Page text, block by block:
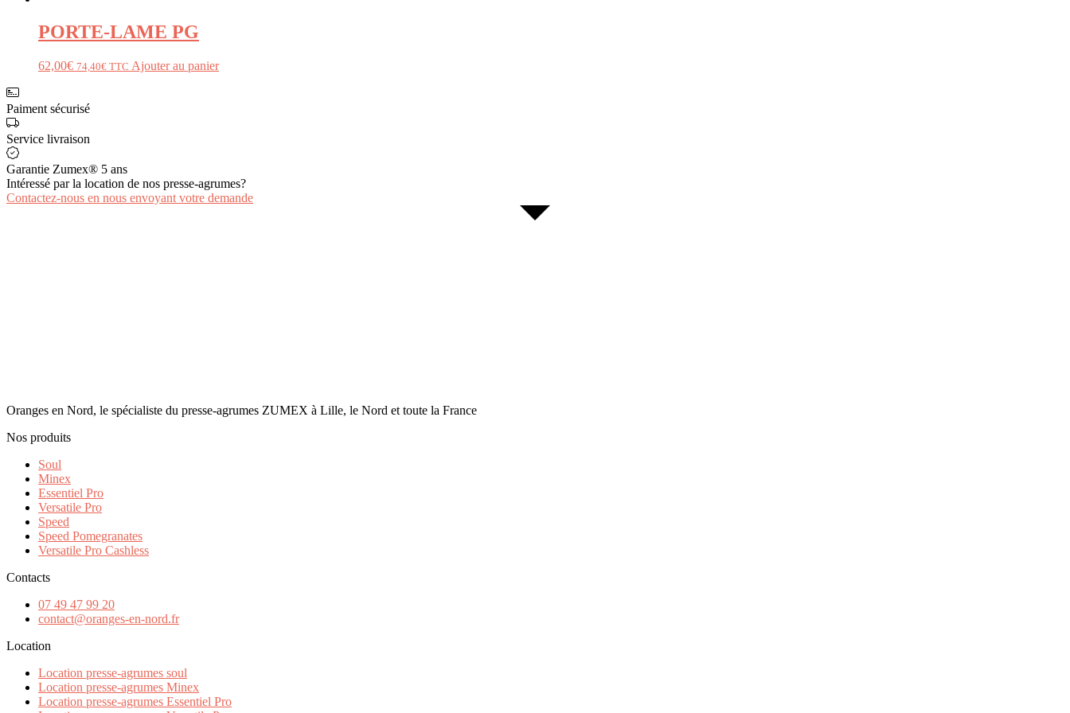
PORTE-LAME PG
62,00€ 74,40€ TTC Ajouter au panier
Paiment sécurisé
Service livraison
Garantie Zumex® 5 ans
Intéressé par la location de nos presse-agrumes?
Contactez-nous en nous envoyant votre demande
Oranges en Nord, le spécialiste du presse-agrumes ZUMEX à Lille, le Nord et toute la France
Nos produits
Soul
Minex
Essentiel Pro
Versatile Pro
Speed
Speed Pomegranates
Versatile Pro Cashless
Contacts
07 49 47 99 20
contact@oranges-en-nord.fr
Location
Location presse-agrumes soul
Location presse-agrumes Minex
Location presse-agrumes Essentiel Pro